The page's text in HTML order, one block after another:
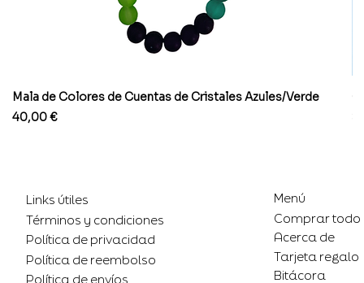
Mala de Colores de Cuentas de Cristales Azules/Verde
Precio
40,00 €
Links útiles
Términos y condiciones
Política de privacidad
Política de reembolso
Política de envíos
Menú
Comprar todo
Acerca de
Tarjeta regalo
Bitácora